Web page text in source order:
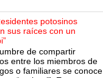
potosinos
sus raíces con un
de compartir
entre los miembros de
o familiares se conoce